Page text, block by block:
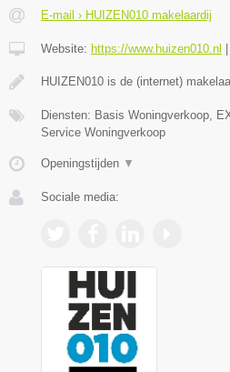
E-mail › HUIZEN010 makelaardij
Website: https://www.huizen010.nl
HUIZEN010 is de (internet)
Diensten: Basis Woningverkoop,
Service Woningverkoop
Openingstijden ▼
Sociale media: